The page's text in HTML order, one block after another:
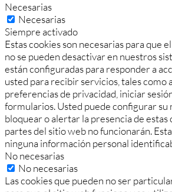
Necesarias
Necesarias
Siempre activado
Estas cookies son necesarias para que
no se pueden desactivar en nuestros
están configuradas para responder a
usted para recibir servicios, tales como
preferencias de privacidad, iniciar
formularios. Usted puede configurar su
bloquear o alertar la presencia de estas
partes del sitio web no funcionarán.
ninguna información personal
No necesarias
No necesarias
Las cookies que pueden no ser